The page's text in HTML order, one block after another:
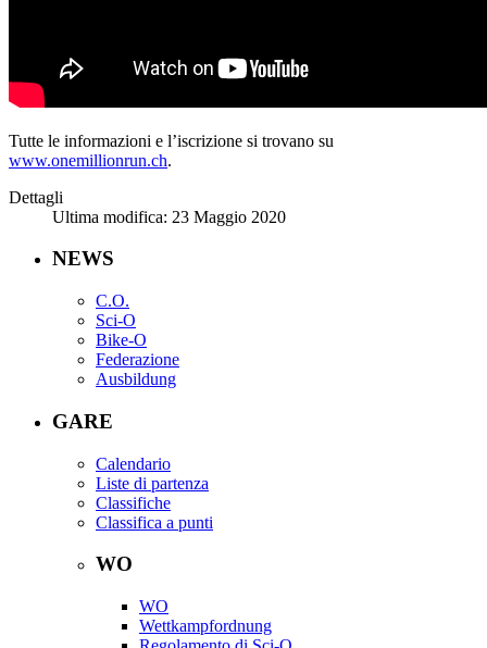
Tutte le informazioni e l’iscrizione si trovano su
www.onemillionrun.ch.
Dettagli
Ultima modifica: 23 Maggio 2020
NEWS
C.O.
Sci-O
Bike-O
Federazione
Ausbildung
GARE
Calendario
Liste di partenza
Classifiche
Classifica a punti
WO
WO
Wettkampfordnung